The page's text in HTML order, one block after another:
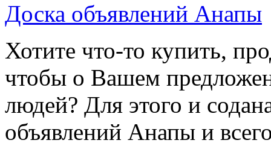
Доска объявлений Анапы
Хотите что-то купить,
чтобы о Вашем
людей? Для этого и
объявлений Анапы и